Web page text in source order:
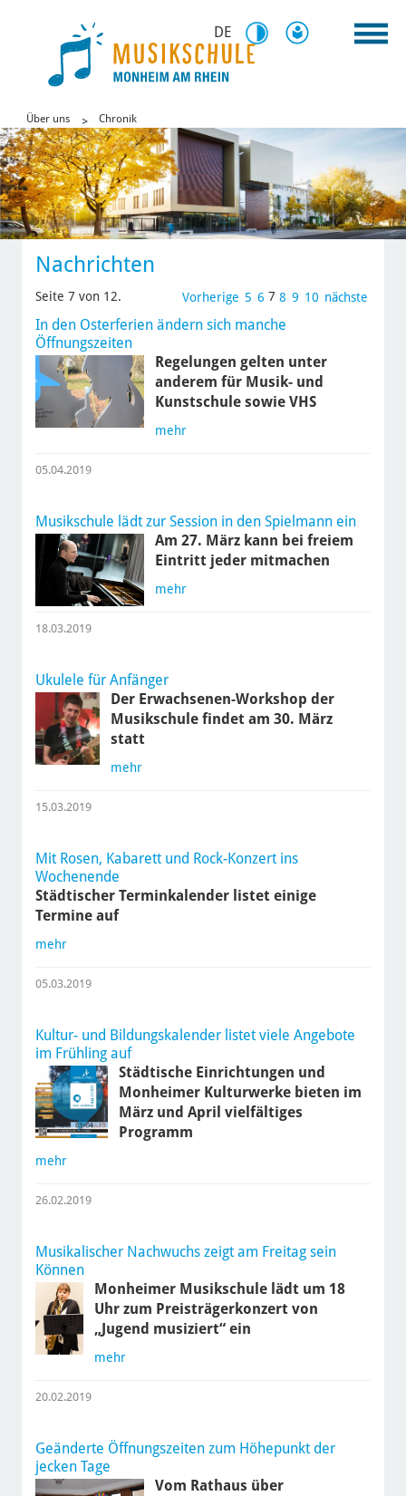
DE
Über uns Chronik
Nachrichten
Seite 7 von 12. Vorherige 5 6 7 8 9 10 nächste
In den Osterferien ändern sich manche
Öffnungszeiten
Regelungen gelten unter
anderem für Musik- und
Kunstschule sowie VHS
mehr
05.04.2019
Musikschule lädt zur Session in den Spielmann ein
Am 27. März kann bei freiem
Eintritt jeder mitmachen
mehr
18.03.2019
Ukulele für Anfänger
Der Erwachsenen-Workshop der
Musikschule findet am 30. März
statt
mehr
15.03.2019
Mit Rosen, Kabarett und Rock-Konzert ins
Wochenende
Städtischer Terminkalender listet einige
Termine auf
mehr
05.03.2019
Kultur- und Bildungskalender listet viele Angebote
im Frühling auf
Städtische Einrichtungen und
Monheimer Kulturwerke bieten im
März und April vielfältiges
Programm
mehr
26.02.2019
Musikalischer Nachwuchs zeigt am Freitag sein
Können
Monheimer Musikschule lädt um 18
Uhr zum Preisträgerkonzert von
„Jugend musiziert“ ein
mehr
20.02.2019
Geänderte Öffnungszeiten zum Höhepunkt der
jecken Tage
Vom Rathaus über